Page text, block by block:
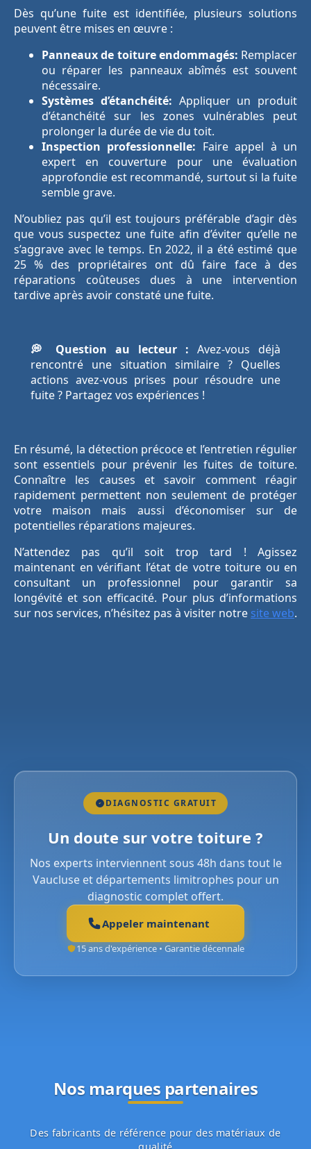
Dès qu’une fuite est identifiée, plusieurs solutions
peuvent être mises en œuvre :
Panneaux de toiture endommagés: Remplacer
ou réparer les panneaux abîmés est souvent
nécessaire.
Systèmes d’étanchéité: Appliquer un produit
d’étanchéité sur les zones vulnérables peut
prolonger la durée de vie du toit.
Inspection professionnelle: Faire appel à un
expert en couverture pour une évaluation
approfondie est recommandé, surtout si la fuite
semble grave.
N’oubliez pas qu’il est toujours préférable d’agir dès
que vous suspectez une fuite afin d’éviter qu’elle ne
s’aggrave avec le temps. En 2022, il a été estimé que
25 % des propriétaires ont dû faire face à des
réparations coûteuses dues à une intervention
tardive après avoir constaté une fuite.
💭 Question au lecteur : Avez-vous déjà
rencontré une situation similaire ? Quelles
actions avez-vous prises pour résoudre une
fuite ? Partagez vos expériences !
En résumé, la détection précoce et l’entretien régulier
sont essentiels pour prévenir les fuites de toiture.
Connaître les causes et savoir comment réagir
rapidement permettent non seulement de protéger
votre maison mais aussi d’économiser sur de
potentielles réparations majeures.
N’attendez pas qu’il soit trop tard ! Agissez
maintenant en vérifiant l’état de votre toiture ou en
consultant un professionnel pour garantir sa
longévité et son efficacité. Pour plus d’informations
sur nos services, n’hésitez pas à visiter notre site web.
DIAGNOSTIC GRATUIT
Un doute sur votre toiture ?
Nos experts interviennent sous 48h dans tout le
Vaucluse et départements limitrophes pour un
diagnostic complet offert.
Appeler maintenant
15 ans d'expérience • Garantie décennale
Nos marques partenaires
Des fabricants de référence pour des matériaux de